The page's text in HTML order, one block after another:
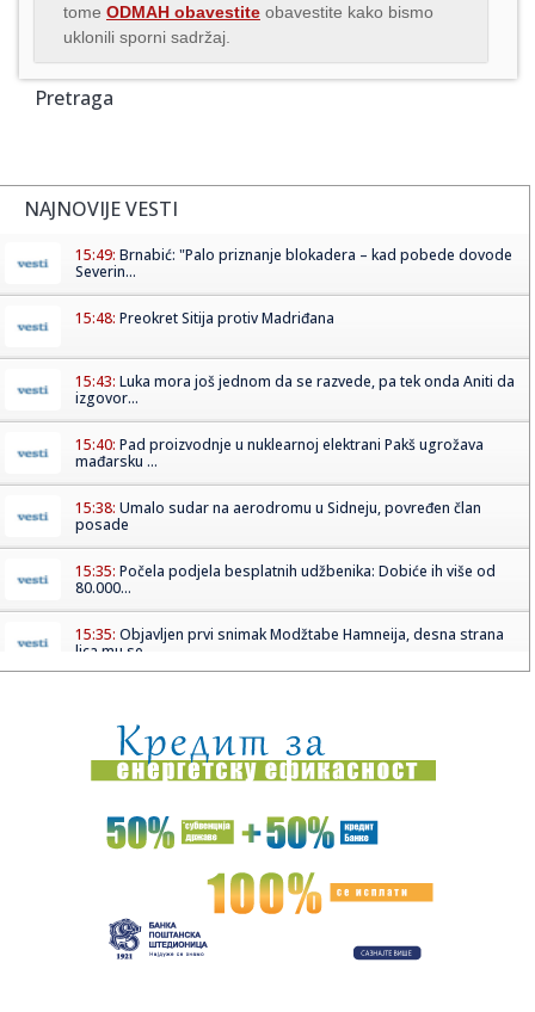
tome ODMAH obavestite obavestite kako bismo
uklonili sporni sadržaj.
Pretraga
NAJNOVIJE VESTI
15:49: Brnabić: "Palo priznanje blokadera – kad pobede dovode
Severin...
15:48: Preokret Sitija protiv Madriđana
15:43: Luka mora još jednom da se razvede, pa tek onda Aniti da
izgovor...
15:40: Pad proizvodnje u nuklearnoj elektrani Pakš ugrožava
mađarsku ...
15:38: Umalo sudar na aerodromu u Sidneju, povređen član
posade
15:35: Počela podjela besplatnih udžbenika: Dobiće ih više od
80.000...
15:35: Objavljen prvi snimak Modžtabe Hamneija, desna strana
lica mu se...
15:35:Bor pao na kupače na plaži u Hrvatskoj, povrijeđeno dvoje
odra...
15:35:Papa pozvao na prekid sukoba: U Ukrajini i Rusiji stradaju
nevini...
Srbija, Slovenija i Sjeverna Makedonija kandidati za EP
15:35:Derventski "Unis" najveći poreski dužnik